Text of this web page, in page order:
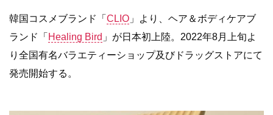
韓国コスメブランド「 CLIO 」より、ヘア＆ボディケアブ
ランド「 Healing Bird 」が日本初上陸。2022年8月上旬よ
り全国有名バラエティーショップ及びドラッグストアにて
発売開始する。